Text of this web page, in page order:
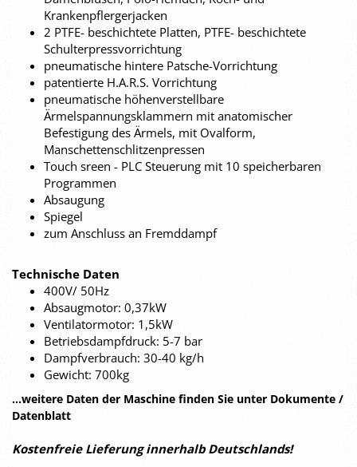
Krankenpflergerjacken
2 PTFE- beschichtete Platten, PTFE- beschichtete
Schulterpressvorrichtung
pneumatische hintere Patsche-Vorrichtung
patentierte H.A.R.S. Vorrichtung
pneumatische höhenverstellbare
Ärmelspannungsklammern mit anatomischer
Befestigung des Ärmels, mit Ovalform,
Manschettenschlitzenpressen
Touch sreen - PLC Steuerung mit 10 speicherbaren
Programmen
Absaugung
Spiegel
zum Anschluss an Fremddampf
Technische Daten
400V/ 50Hz
Absaugmotor: 0,37kW
Ventilatormotor: 1,5kW
Betriebsdampfdruck: 5-7 bar
Dampfverbrauch: 30-40 kg/h
Gewicht: 700kg
...weitere Daten der Maschine finden Sie unter Dokumente /
Datenblatt
Kostenfreie Lieferung innerhalb Deutschlands!